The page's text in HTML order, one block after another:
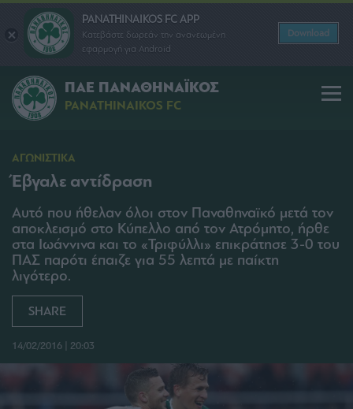
PANATHINAIKOS FC APP
Κατεβάστε δωρεάν την ανανεωμένη
εφαρμογή για Android
Download
ΠΑΕ ΠΑΝΑΘΗΝΑΪΚΟΣ
PANATHINAIKOS FC
ΑΓΩΝΙΣΤΙΚΑ
Έβγαλε αντίδραση
Αυτό που ήθελαν όλοι στον Παναθηναϊκό μετά τον
αποκλεισμό στο Κύπελλο από τον Ατρόμητο, ήρθε
στα Ιωάννινα και το «Τριφύλλι» επικράτησε 3-0 του
ΠΑΣ παρότι έπαιζε για 55 λεπτά με παίκτη
λιγότερο.
SHARE
14/02/2016 | 20:03